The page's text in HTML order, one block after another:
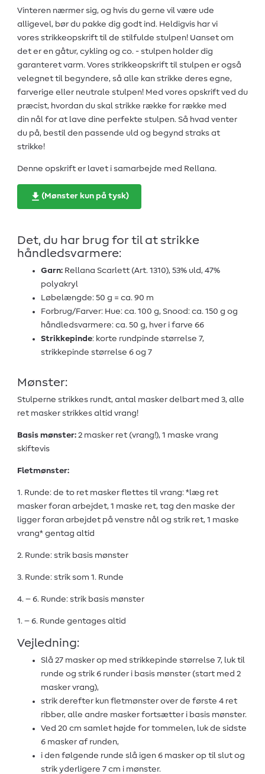
Vinteren nærmer sig, og hvis du gerne vil være ude
alligevel, bør du pakke dig godt ind. Heldigvis har vi
vores strikkeopskrift til de stilfulde stulpen! Uanset om
det er en gåtur, cykling og co. - stulpen holder dig
garanteret varm. Vores strikkeopskrift til stulpen er også
velegnet til begyndere, så alle kan strikke deres egne,
farverige eller neutrale stulpen! Med vores opskrift ved du
præcist, hvordan du skal strikke række for række med
din nål for at lave dine perfekte stulpen. Så hvad venter
du på, bestil den passende uld og begynd straks at
strikke!
Denne opskrift er lavet i samarbejde med Rellana.
(Mønster kun på tysk)
Det, du har brug for til at strikke
håndledsvarmere:
Garn: Rellana Scarlett (Art. 1310), 53% uld, 47%
polyakryl
Løbelængde: 50 g = ca. 90 m
Forbrug/Farver: Hue: ca. 100 g, Snood: ca. 150 g og
håndledsvarmere: ca. 50 g, hver i farve 66
Strikkepinde: korte rundpinde størrelse 7,
strikkepinde størrelse 6 og 7
Mønster:
Stulperne strikkes rundt, antal masker delbart med 3, alle
ret masker strikkes altid vrang!
Basis mønster: 2 masker ret (vrang!), 1 maske vrang
skiftevis
Fletmønster:
1. Runde: de to ret masker flettes til vrang: *læg ret
masker foran arbejdet, 1 maske ret, tag den maske der
ligger foran arbejdet på venstre nål og strik ret, 1 maske
vrang* gentag altid
2. Runde: strik basis mønster
3. Runde: strik som 1. Runde
4. – 6. Runde: strik basis mønster
1. – 6. Runde gentages altid
Vejledning:
Slå 27 masker op med strikkepinde størrelse 7, luk til
runde og strik 6 runder i basis mønster (start med 2
masker vrang),
strik derefter kun fletmønster over de første 4 ret
ribber, alle andre masker fortsætter i basis mønster.
Ved 20 cm samlet højde for tommelen, luk de sidste
6 masker af runden,
i den følgende runde slå igen 6 masker op til slut og
strik yderligere 7 cm i mønster.